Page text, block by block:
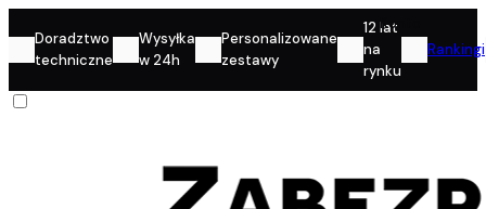
Doradztwo
techniczne
Wysyłka
w 24h
Personalizowane
zestawy
12 lat
na
rynku
Rankingi
Konto